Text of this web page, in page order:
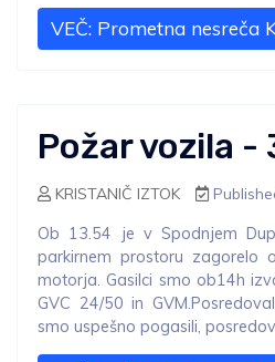
VEČ: Prometna nesreča
Požar vozila -
KRISTANIČ IZTOK
Ob 13.54 je v Spodnjem
parkirnem prostoru zagorelo
motorja. Gasilci smo ob14h
GVC 24/50 in
smo uspešno pogasili,